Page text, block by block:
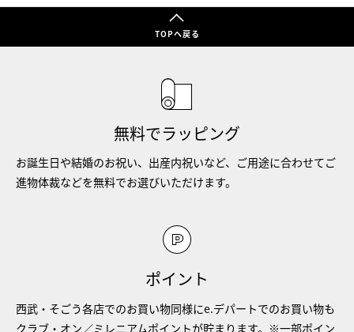
TOPへ戻る
無料でラッピング
お誕生日や結婚のお祝い、出産内祝いなど、ご用途に合わせてご
進物体裁などを無料でお選びいただけます。
ポイント
西武・そごう各店でのお買い物同様にe.デパートでのお買い物も
クラブ・オン／ミレニアムポイントが貯まります。※一部ポイン